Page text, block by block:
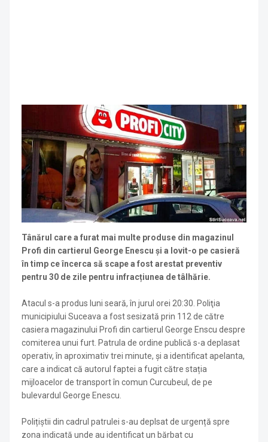
Tânărul care a furat mai multe produse din magazinul
Profi din cartierul George Enescu și a lovit-o pe casieră
în timp ce încerca să scape a fost arestat preventiv
pentru 30 de zile pentru infracțiunea de tâlhărie.
Atacul s-a produs luni seară, în jurul orei 20:30. Poliţia
municipiului Suceava a fost sesizată prin 112 de către
casiera magazinului Profi din cartierul George Enscu despre
comiterea unui furt. Patrula de ordine publică s-a deplasat
operativ, în aproximativ trei minute, și a identificat apelanta,
care a indicat că autorul faptei a fugit către stația
mijloacelor de transport în comun Curcubeul, de pe
bulevardul George Enescu.
Polițiștii din cadrul patrulei s-au deplsat de urgență spre
zona indicată unde au identificat un bărbat cu